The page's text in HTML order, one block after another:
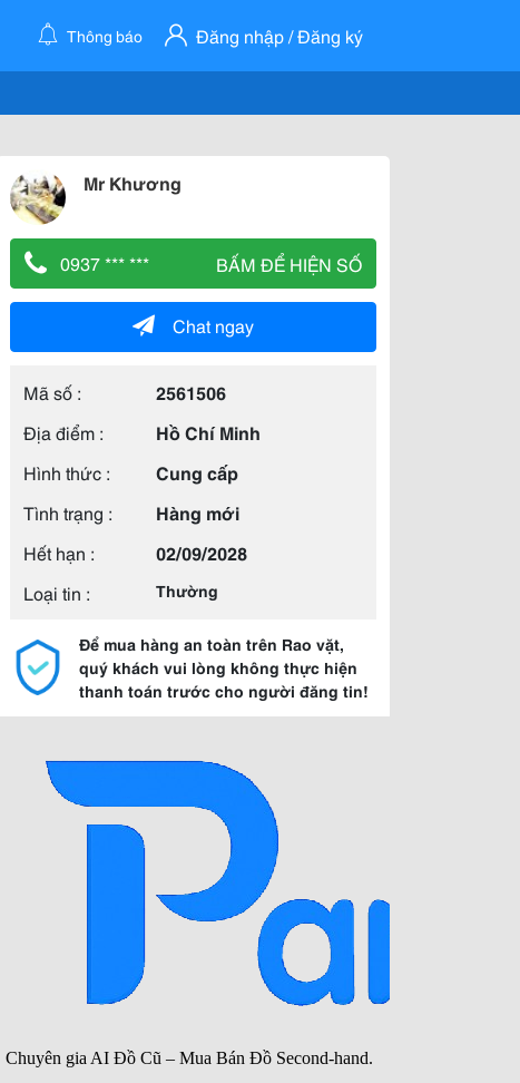
Thông báo Đăng nhập / Đăng ký
Mr Khương
0937 *** *** BẤM ĐỂ HIỆN SỐ
Chat ngay
Mã số :
2561506
Địa điểm :
Hồ Chí Minh
Hình thức :
Cung cấp
Tình trạng :
Hàng mới
Hết hạn :
02/09/2028
Loại tin :
Thường
Để mua hàng an toàn trên Rao vặt,
quý khách vui lòng không thực hiện
thanh toán trước cho người đăng tin!